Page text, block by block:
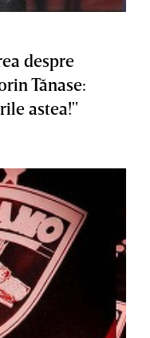
despre
Tănase:
astea!"